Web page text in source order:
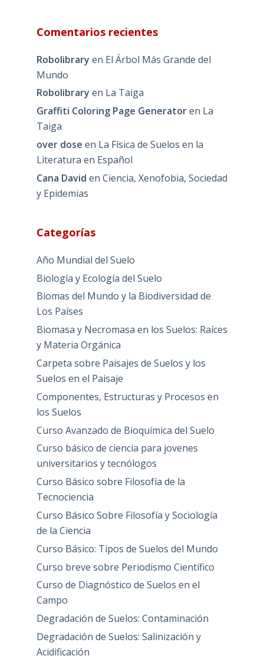
Comentarios recientes
Robolibrary en El Árbol Más Grande del
Mundo
Robolibrary en La Taiga
Graffiti Coloring Page Generatoren La
Taiga
over dose en La Física de Suelos en la
Literatura en Español
Cana David en Ciencia, Xenofobia, Sociedad
y Epidemias
Categorías
Año Mundial del Suelo
Biología y Ecología del Suelo
Biomas del Mundo y la Biodiversidad de
Los Países
Biomasa y Necromasa en los Suelos: Raíces
y Materia Orgánica
Carpeta sobre Paisajes de Suelos y los
Suelos en el Paisaje
Componentes, Estructuras y Procesos en
los Suelos
Curso Avanzado de Bioquímica del Suelo
Curso básico de ciencia para jovenes
universitarios y tecnólogos
Curso Básico sobre Filosofía de la
Tecnociencia
Curso Básico Sobre Filosofía y Sociología
de la Ciencia
Curso Básico: Tipos de Suelos del Mundo
Curso breve sobre Periodismo Científico
Curso de Diagnóstico de Suelos en el
Campo
Degradación de Suelos: Contaminación
Degradación de Suelos: Salinización y
Acidificación